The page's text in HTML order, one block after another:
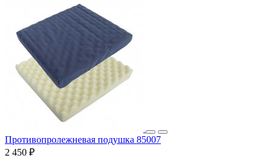
Противопролежневая подушка 85007
2 450 ₽